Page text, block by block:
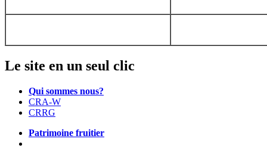
Le site en un seul clic
Qui sommes nous?
CRA-W
CRRG
Patrimoine fruitier